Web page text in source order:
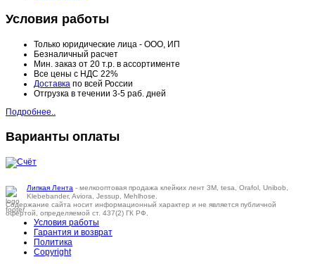
Условия работы
Только юридические лица - ООО, ИП
Безналичный расчет
Мин. заказ от 20 т.р. в ассортименте
Все цены с НДС 22%
Доставка по всей России
Отгрузка в течении 3-5 раб. дней
Подробнее..
Варианты оплаты
Липкая Лента - мелкооптовая продажа клейких лент 3M, tesa, Orafol, Unibob,
Klebebander, Aviora, Jessup, Mehlhose.
Содержание сайта носит информационный характер и не является публичной
офертой, определяемой ст. 437(2) ГК РФ.
Условия работы
Гарантия и возврат
Политика
Copyright